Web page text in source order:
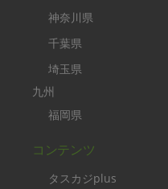
神奈川県
千葉県
埼玉県
九州
福岡県
コンテンツ
タスカジplus